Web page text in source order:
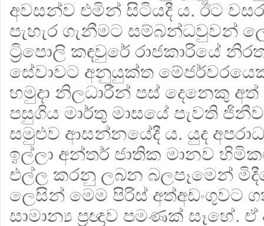
අවසන්ව එමින් සිටියදී ය. ඊට
පැහැර ගැනීමට සම්බන්ධවුවන්
ට්‍රිපොලි කඳවුරේ රාජකාරියේ
සේවාවට අනුයුක්ත
හමුදා නිලධාරීන් පස් දෙනෙකු
පසුගිය මාර්තු මාසයේ පැවති
සමුළුව ආසන්නයේදී ය. යුද
ඉල්ලා අන්තර් ජාතික මානව
එල්ල කරනු ලබන බලපෑමෙන්
ලෙසින් මෙම පිරිස් අත්අඩංගුවට
සාමාන්‍ය ප්‍රඥාව පමණක් සෑහේ.